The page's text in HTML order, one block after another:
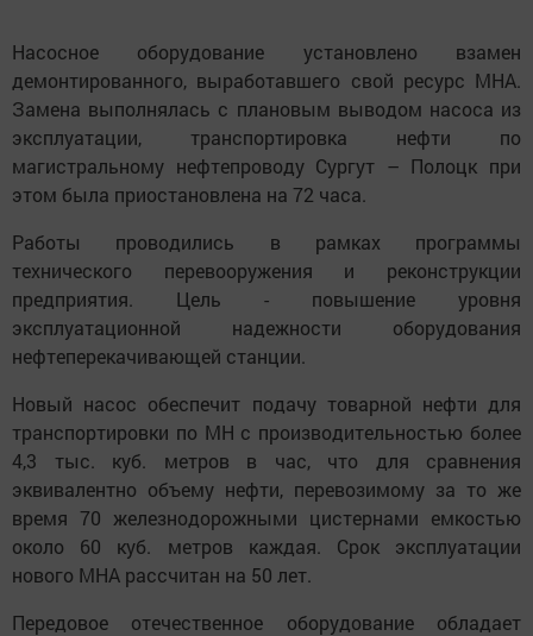
Насосное оборудование установлено взамен
демонтированного, выработавшего свой ресурс МНА.
Замена выполнялась с плановым выводом насоса из
эксплуатации, транспортировка нефти по
магистральному нефтепроводу Сургут – Полоцк при
этом была приостановлена на 72 часа.
Работы проводились в рамках программы
технического перевооружения и реконструкции
предприятия. Цель - повышение уровня
эксплуатационной надежности оборудования
нефтеперекачивающей станции.
Новый насос обеспечит подачу товарной нефти для
транспортировки по МН с производительностью более
4,3 тыс. куб. метров в час, что для сравнения
эквивалентно объему нефти, перевозимому за то же
время 70 железнодорожными цистернами емкостью
около 60 куб. метров каждая. Срок эксплуатации
нового МНА рассчитан на 50 лет.
Передовое отечественное оборудование обладает